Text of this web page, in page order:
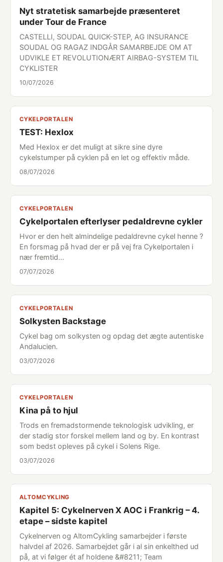
Nyt stratetisk samarbejde præsenteret
under Tour de France
CASTELLI, SOUDAL QUICK-STEP, AG INSURANCE
SOUDAL OG RAGAZ INDGÅR SAMARBEJDE OM AT
UDVIKLE ET REVOLUTIONÆRT AIRBAG-SYSTEM TIL
CYKLISTER
10/07/2026
CYKELPORTALEN
TEST: Hexlox
Med Hexlox er det muligt at sikre sine dyre
cykelstumper på cyklen på en let og effektiv måde.
08/07/2026
CYKELPORTALEN
Cykelportalen efterlyser pedaldrevne cykler
Hvor er den helt almindelige pedaldrevne cykel henne ?
En forsmag på hvad der er på vej fra Cykelportalen i
nær fremtid...
07/07/2026
CYKELPORTALEN
Solkysten Backstage
Cykel bag om solkysten og opdag det ægte autentiske
Andalucien.
03/07/2026
CYKELPORTALEN
Kina på to hjul
Trods en fremadstormende teknologisk udvikling, er
der stadig stor forskel mellem land og by. En kontrast
som bedst opleves på cykel i Solens Rige.
03/07/2026
ALTOMCYKLING
Kapitel 5: Cykelnerven X AOC i Frankrig – 4.
etape – sidste kapitel
Cykelnerven og AltomCykling samarbejder i første
halvdel af 2026. Samarbejdet går i al sin enkelthed ud
på, at vi følger ét af holdene &#8211; Team